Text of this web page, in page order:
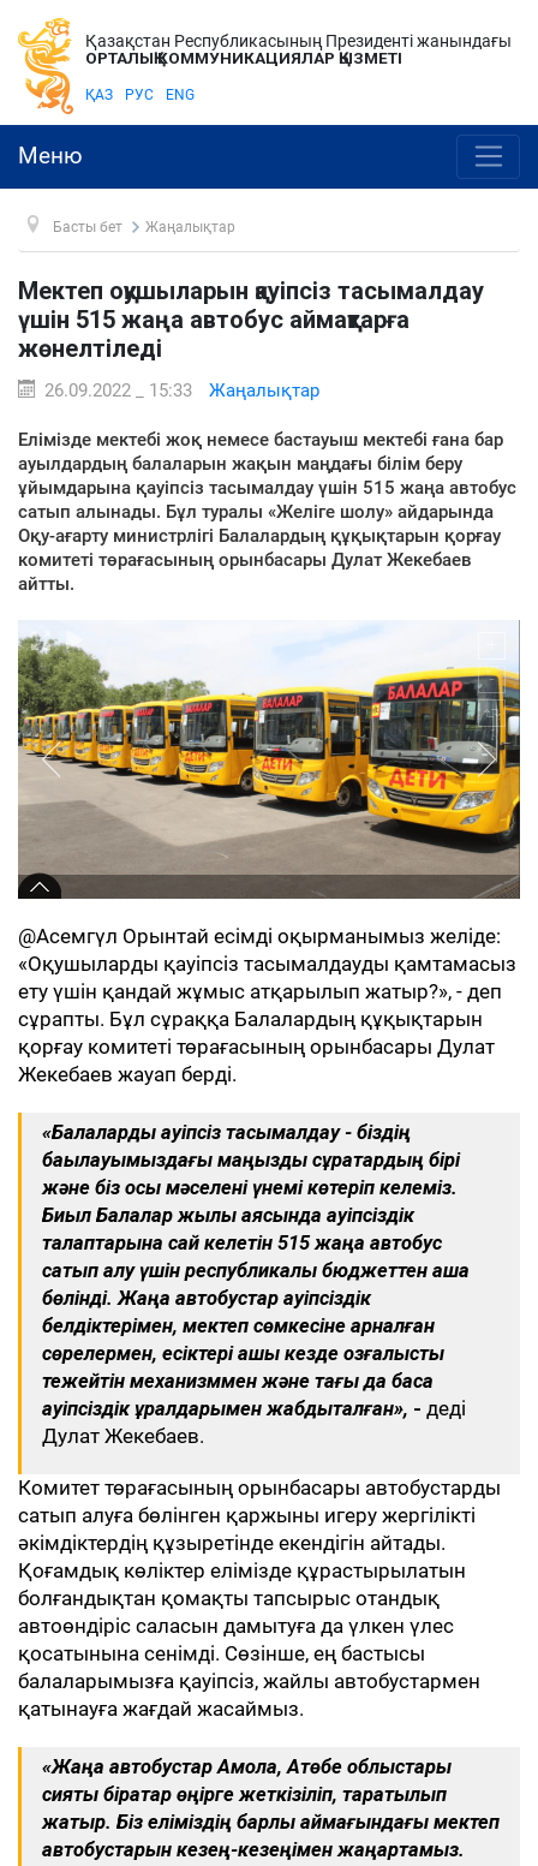
Қазақстан Республикасының Президенті жанындағы
ОРТАЛЫҚ КОММУНИКАЦИЯЛАР ҚЫЗМЕТІ
ҚАЗ РУС ENG
Меню
Басты бет Жаңалықтар
Мектеп оқушыларын қауіпсіз тасымалдау
үшін 515 жаңа автобус аймақтарға
жөнелтіледі
26.09.2022 _ 15:33 Жаңалықтар
Елімізде мектебі жоқ немесе бастауыш мектебі ғана бар
ауылдардың балаларын жақын маңдағы білім беру
ұйымдарына қауіпсіз тасымалдау үшін 515 жаңа автобус
сатып алынады. Бұл туралы «Желіге шолу» айдарында
Оқу-ағарту министрлігі Балалардың құқықтарын қорғау
комитеті төрағасының орынбасары Дулат Жекебаев
айтты.
@Асемгүл Орынтай есімді оқырманымыз желіде:
«Оқушыларды қауіпсіз тасымалдауды қамтамасыз
ету үшін қандай жұмыс атқарылып жатыр?», - деп
сұрапты. Бұл сұраққа Балалардың құқықтарын
қорғау комитеті төрағасының орынбасары Дулат
Жекебаев жауап берді.
«Балаларды қауіпсіз тасымалдау - біздің
бақылауымыздағы маңызды сұрақтардың бірі
және біз осы мәселені үнемі көтеріп келеміз.
Биыл Балалар жылы аясында қауіпсіздік
талаптарына сай келетін 515 жаңа автобус
сатып алу үшін республикалық бюджеттен ақша
бөлінді. Жаңа автобустар қауіпсіздік
белдіктерімен, мектеп сөмкесіне арналған
сөрелермен, есіктері ашық кезде қозғалысты
тежейтін механизммен және тағы да басқа
қауіпсіздік құралдарымен жабдықталған», - деді
Дулат Жекебаев.
Комитет төрағасының орынбасары автобустарды
сатып алуға бөлінген қаржыны игеру жергілікті
әкімдіктердің құзыретінде екендігін айтады.
Қоғамдық көліктер елімізде құрастырылатын
болғандықтан қомақты тапсырыс отандық
автоөндіріс саласын дамытуға да үлкен үлес
қосатынына сенімді. Сөзінше, ең бастысы
балаларымызға қауіпсіз, жайлы автобустармен
қатынауға жағдай жасаймыз.
«Жаңа автобустар Ақмола, Ақтөбе облыстары
сияқты бірқатар өңірге жеткізіліп, таратылып
жатыр. Біз еліміздің барлық аймағындағы мектеп
автобустарын кезең-кезеңімен жаңартамыз.